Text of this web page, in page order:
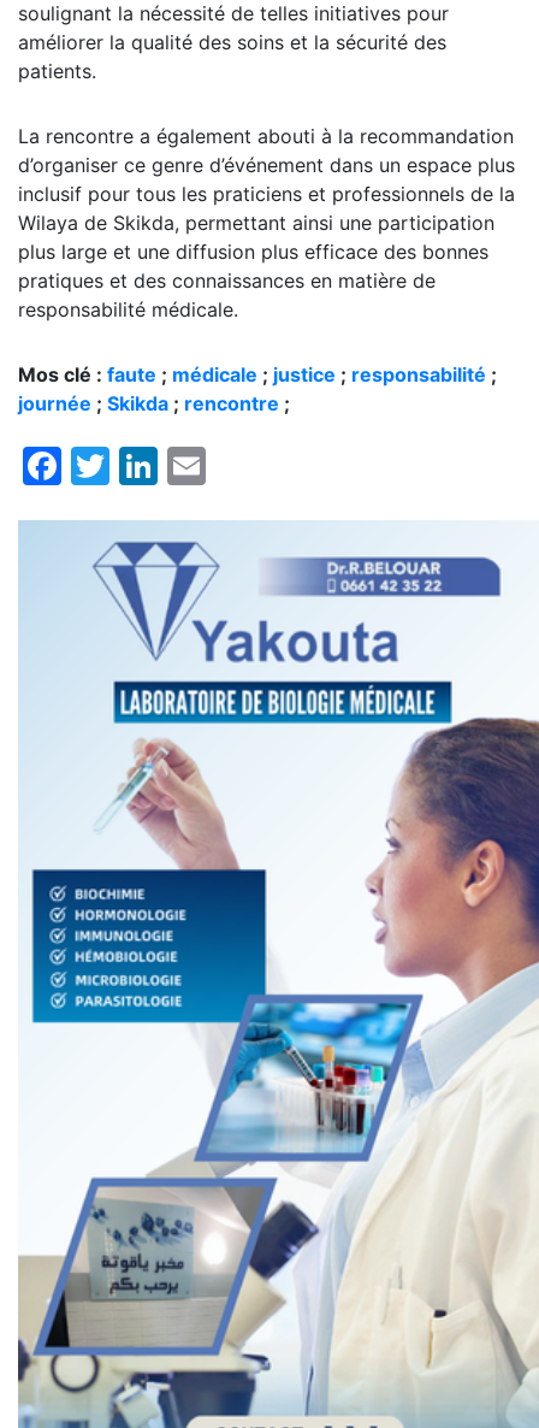
soulignant la nécessité de telles initiatives pour
améliorer la qualité des soins et la sécurité des
patients.
La rencontre a également abouti à la recommandation
d’organiser ce genre d’événement dans un espace plus
inclusif pour tous les praticiens et professionnels de la
Wilaya de Skikda, permettant ainsi une participation
plus large et une diffusion plus efficace des bonnes
pratiques et des connaissances en matière de
responsabilité médicale.
Mos clé : faute ; médicale ; justice ; responsabilité ;
journée ; Skikda ; rencontre ;
Facebook
TwitterLinkedIn